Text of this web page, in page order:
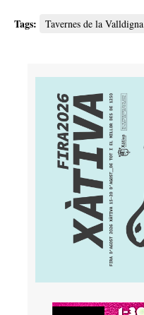
Tags: Tavernes de la Valldigna